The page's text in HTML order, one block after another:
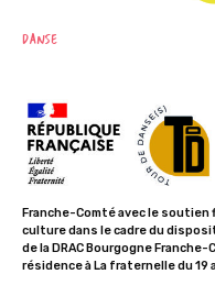
DANSE
Franche-Comté avec le soutien
culture dans le cadre du
de la DRAC Bourgogne
résidence à La fraternelle du 19